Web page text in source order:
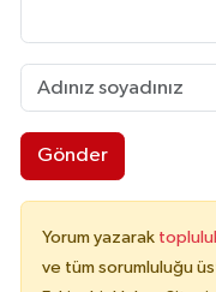
Gönder
Yorum yazarak
ve tüm sorumluluğu